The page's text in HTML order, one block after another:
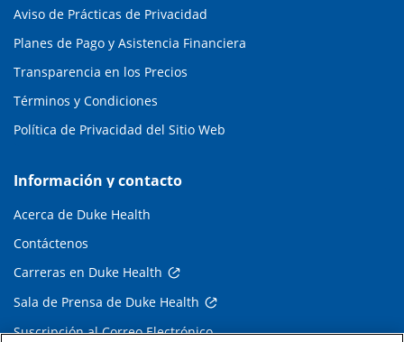
Aviso de Prácticas de Privacidad
Planes de Pago y Asistencia Financiera
Transparencia en los Precios
Términos y Condiciones
Política de Privacidad del Sitio Web
Información y contacto
Acerca de Duke Health
Contáctenos
Carreras en Duke Health
Sala de Prensa de Duke Health
Suscripción al Correo Electrónico